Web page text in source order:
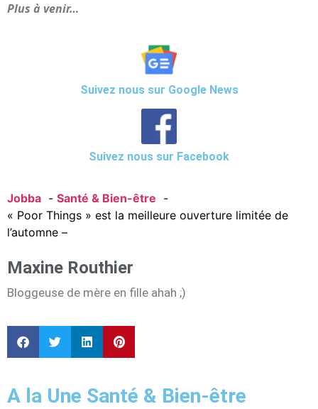
Plus à venir…
Suivez nous sur Google News
Suivez nous sur Facebook
Jobba
Santé & Bien-être
« Poor Things » est la meilleure ouverture limitée de
l’automne –
Maxine Routhier
Bloggeuse de mère en fille ahah ;)
A la Une Santé & Bien-être